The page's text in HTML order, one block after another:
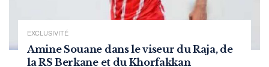
EXCLUSIVITÉ
Amine Souane dans le viseur du Raja, de
la RS Berkane et du Khorfakkan